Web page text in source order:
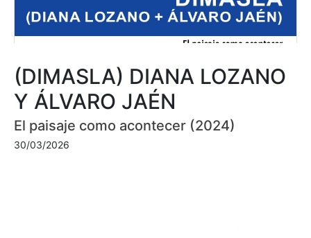
(DIMASLA) DIANA LOZANO
Y ÁLVARO JAÉN
El paisaje como acontecer (2024)
30/03/2026